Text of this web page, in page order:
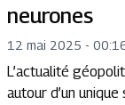
neurones
12 mai 2025 -
L’actualité
autour d’un